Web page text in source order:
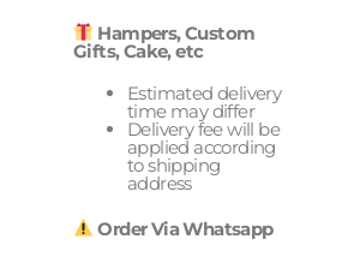
Hampers, Custom
Gifts, Cake, etc
Estimated delivery
time may differ
Delivery fee will be
applied according
to shipping
address
Order Via Whatsapp